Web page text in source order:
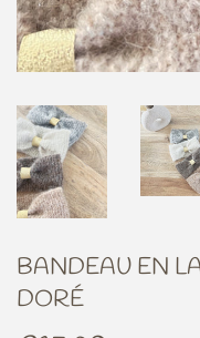
BANDEAU EN
DORÉ